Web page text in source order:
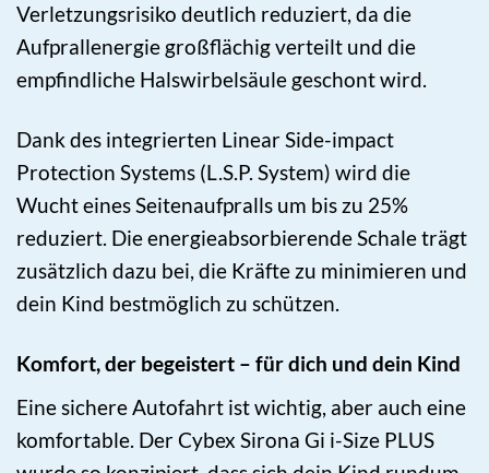
Verletzungsrisiko deutlich reduziert, da die
Aufprallenergie großflächig verteilt und die
empfindliche Halswirbelsäule geschont wird.
Dank des integrierten Linear Side-impact
Protection Systems (L.S.P. System) wird die
Wucht eines Seitenaufpralls um bis zu 25%
reduziert. Die energieabsorbierende Schale trägt
zusätzlich dazu bei, die Kräfte zu minimieren und
dein Kind bestmöglich zu schützen.
Komfort, der begeistert – für dich und dein Kind
Eine sichere Autofahrt ist wichtig, aber auch eine
komfortable. Der Cybex Sirona Gi i-Size PLUS